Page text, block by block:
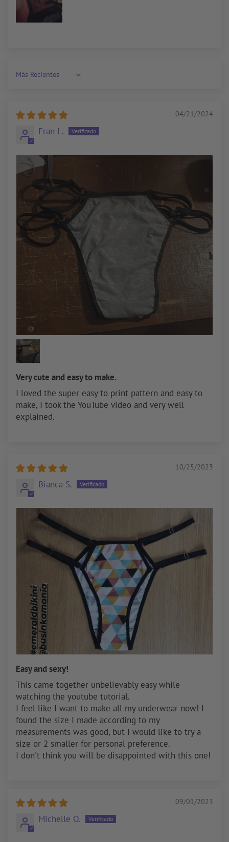
Sort by
04/21/2024
Fran L.
Very cute and easy to make.
I loved the super easy to print pattern and easy to
make, I took the YouTube video and very well
explained.
10/25/2023
Bianca S.
Easy and sexy!
This came together unbelievably easy while
watching the youtube tutorial.
I feel like I want to make all my underwear now! I
found the size I made according to my
measurements was good, but I would like to try a
size or 2 smaller for personal preference.
I don't think you will be disappointed with this one!
09/01/2023
Michelle O.